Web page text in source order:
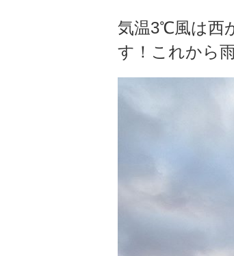
気温3℃風は西
す！これから